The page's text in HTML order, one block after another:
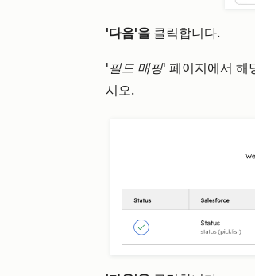
'다음'을 클릭합니다.
'필드 매핑' 페이지에서 해
시오.